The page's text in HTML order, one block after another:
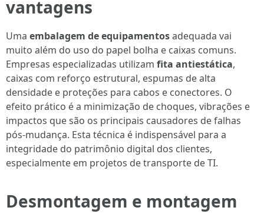
vantagens
Uma embalagem de equipamentosadequada vai
muito além do uso do papel bolha e caixas comuns.
Empresas especializadas utilizam fita antiestática,
caixas com reforço estrutural, espumas de alta
densidade e proteções para cabos e conectores. O
efeito prático é a minimização de choques, vibrações e
impactos que são os principais causadores de falhas
pós-mudança. Esta técnica é indispensável para a
integridade do patrimônio digital dos clientes,
especialmente em projetos de transporte de TI.
Desmontagem e montagem